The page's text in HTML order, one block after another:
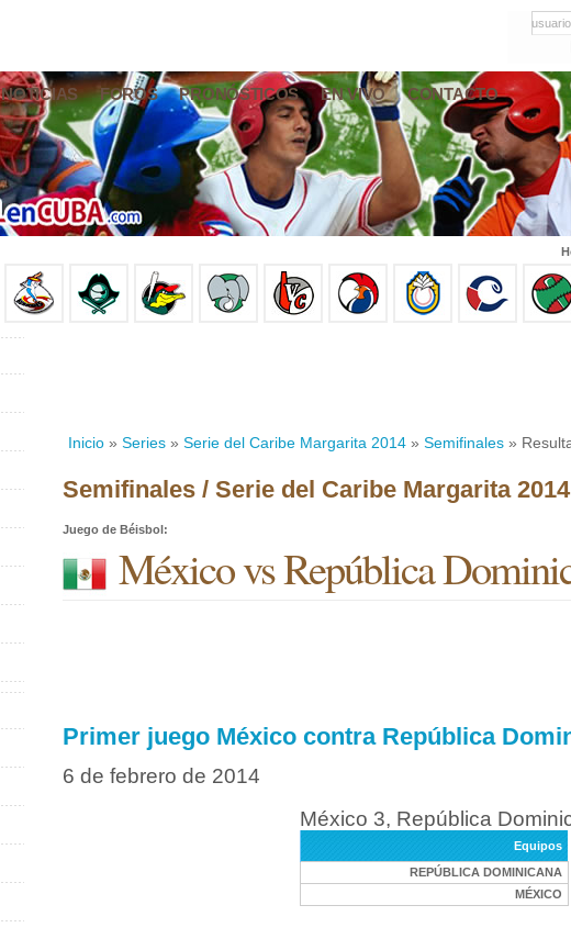
NOTICIAS FOROS PRONÓSTICOS EN VIVO CONTACTO
Inicio » Series » Serie del Caribe Margarita 2014 » Semifinales »
Semifinales / Serie del Caribe Margarita 2014
Juego de Béisbol:
México vs República
Primer juego México contra República
6 de febrero de 2014
México 3, República
Equipos
REPÚBLICA DOMINICANA
MÉXICO